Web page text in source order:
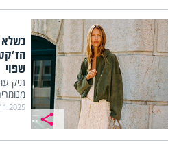
שפוי
תיק